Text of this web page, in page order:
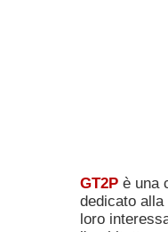
GT2P è una
dedicato
loro